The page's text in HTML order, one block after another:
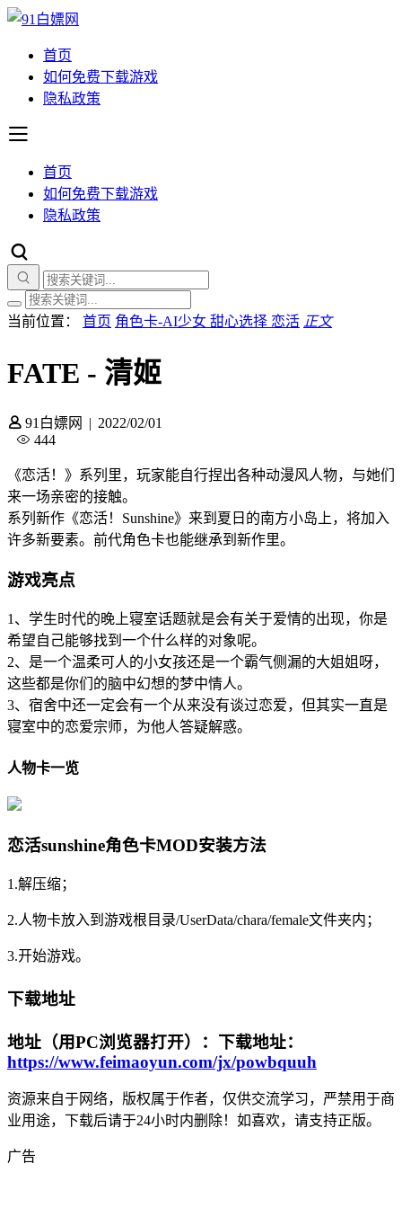
首页
如何免费下载游戏
隐私政策
首页
如何免费下载游戏
隐私政策
当前位置： 首页 角色卡-AI少女 甜心选择 恋活 正文
FATE - 清姬
91白嫖网 | 2022/02/01
444
《恋活！》系列里，玩家能自行捏出各种动漫风人物，与她们
来一场亲密的接触。
系列新作《恋活！Sunshine》来到夏日的南方小岛上，将加入
许多新要素。前代角色卡也能继承到新作里。
游戏亮点
1、学生时代的晚上寝室话题就是会有关于爱情的出现，你是
希望自己能够找到一个什么样的对象呢。
2、是一个温柔可人的小女孩还是一个霸气侧漏的大姐姐呀，
这些都是你们的脑中幻想的梦中情人。
3、宿舍中还一定会有一个从来没有谈过恋爱，但其实一直是
寝室中的恋爱宗师，为他人答疑解惑。
人物卡一览
恋活sunshine角色卡MOD安装方法
1.解压缩；
2.人物卡放入到游戏根目录/UserData/chara/female文件夹内；
3.开始游戏。
下载地址
地址（用PC浏览器打开）：下载地址：
https://www.feimaoyun.com/jx/powbquuh
资源来自于网络，版权属于作者，仅供交流学习，严禁用于商
业用途，下载后请于24小时内删除！如喜欢，请支持正版。
广告